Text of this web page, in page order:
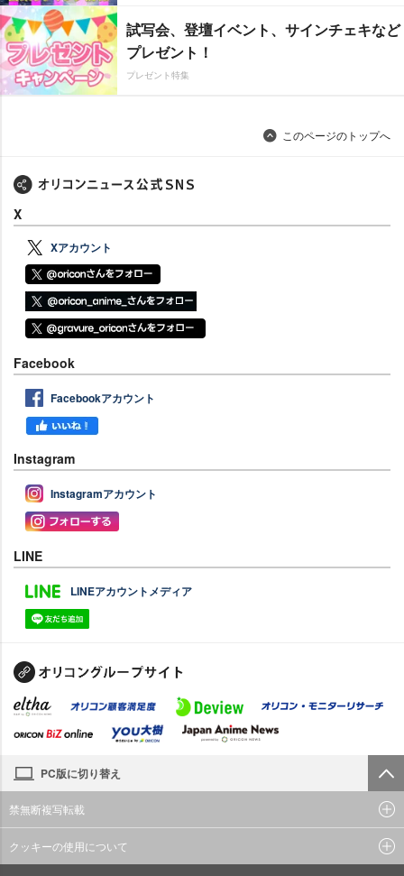
試写会、登壇イベント、サインチェキなど
プレゼント！
プレゼント特集
このページのトップへ
X
Xアカウント
Facebook
Facebookアカウント
Instagram
Instagramアカウント
LINE
LINEアカウントメディア
PC版に切り替え
禁無断複写転載
クッキーの使用について